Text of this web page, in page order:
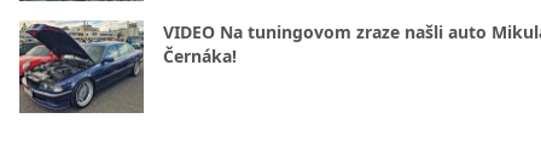
VIDEO Na tuningovom zraze našli auto
Černáka!